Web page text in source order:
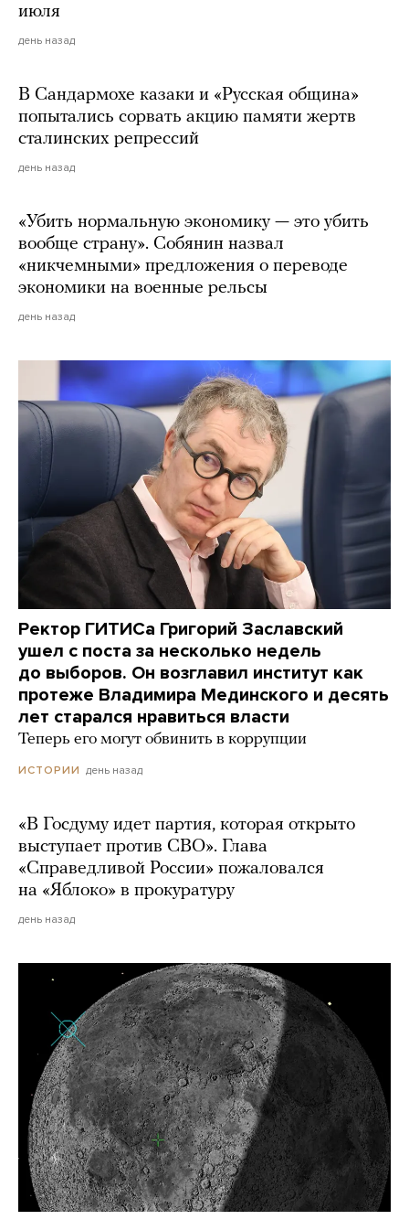
июля
день назад
В Сандармохе казаки и «Русская община»
попытались сорвать акцию памяти жертв
сталинских репрессий
день назад
«Убить нормальную экономику — это убить
вообще страну». Собянин назвал
«никчемными» предложения о переводе
экономики на военные рельсы
день назад
Ректор ГИТИСа Григорий Заславский
ушел с поста за несколько недель
до выборов. Он возглавил институт как
протеже Владимира Мединского и десять
лет старался нравиться власти
Теперь его могут обвинить в коррупции
ИСТОРИИ день назад
«В Госдуму идет партия, которая открыто
выступает против СВО». Глава
«Справедливой России» пожаловался
на «Яблоко» в прокуратуру
день назад